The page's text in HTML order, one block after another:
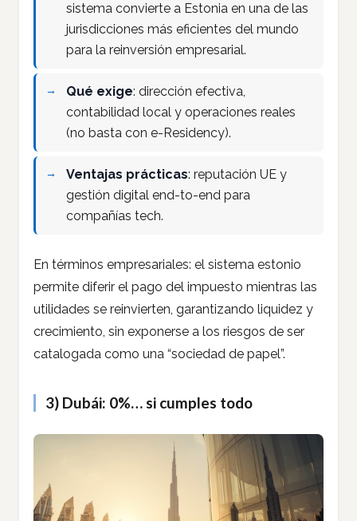
sistema convierte a Estonia en una de las
jurisdicciones más eficientes del mundo
para la reinversión empresarial.
Qué exige: dirección efectiva,
contabilidad local y operaciones reales
(no basta con e-Residency).
Ventajas prácticas: reputación UE y
gestión digital end-to-end para
compañías tech.
En términos empresariales: el sistema estonio
permite diferir el pago del impuesto mientras las
utilidades se reinvierten, garantizando liquidez y
crecimiento, sin exponerse a los riesgos de ser
catalogada como una “sociedad de papel”.
3) Dubái: 0%… si cumples todo